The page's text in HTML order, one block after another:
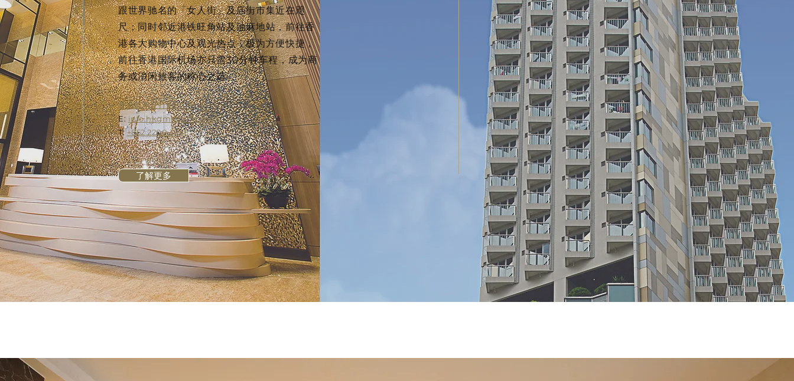
跟世界驰名的「女人街」及庙街市集近在咫
尺；同时邻近港铁旺角站及油麻地站，前往香
港各大购物中心及观光热点，极为方便快捷，
前往香港国际机场亦只需30分钟车程，成为商
务或消闲旅客的称心之选。
香港旺角登打士街1号
E: info.hkgmk@ihg.com
T:+852 2200 3888
了解更多